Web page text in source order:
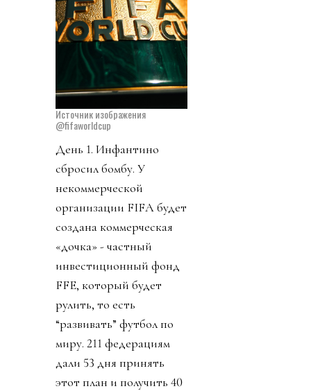
эгоманьяк предложил
заткнуться и молиться в
ответ свои на ложь и
бред. Качество обычного
диктатора.
Источник изображения
@fifaworldcup
День 1. Инфантино
сбросил бомбу. У
некоммерческой
организации FIFA будет